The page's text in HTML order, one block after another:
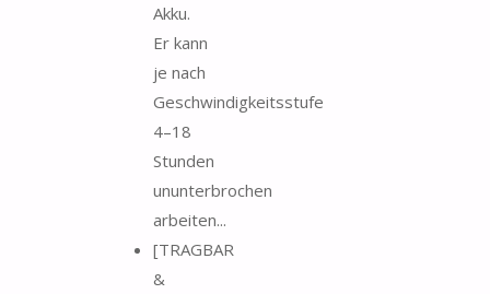
Akku.
Er kann
je nach
Geschwindigkeitsstufe
4–18
Stunden
ununterbrochen
arbeiten...
[TRAGBAR
&